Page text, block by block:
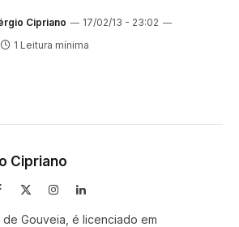
Cipriano
17/02/13 - 23:02
1 Leitura mínima
Cipriano
Facebook InstagramLinkedIn
de Gouveia, é licenciado em